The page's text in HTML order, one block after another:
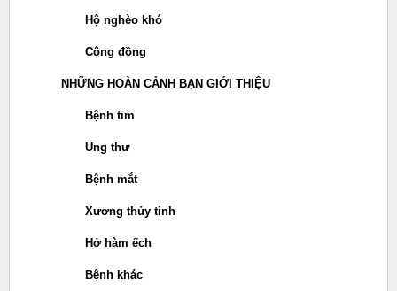
Hộ nghèo khó
Cộng đồng
NHỮNG HOÀN CẢNH BẠN GIỚI THIỆU
Bệnh tim
Ung thư
Bệnh mắt
Xương thủy tinh
Hở hàm ếch
Bệnh khác